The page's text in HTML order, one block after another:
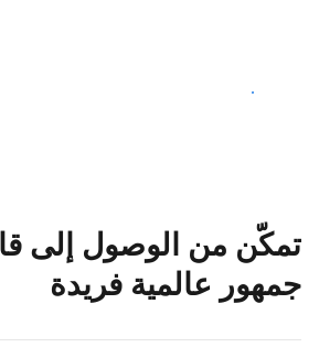
ابدأ اليوم
تمكّن من الوصول إلى
جمهور عالمية فريدة